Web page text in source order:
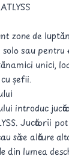
zone de luptă
sau pentru
inamici unici,
șefii.
introduc
Jucătorii pot
să se alăture
din lumea